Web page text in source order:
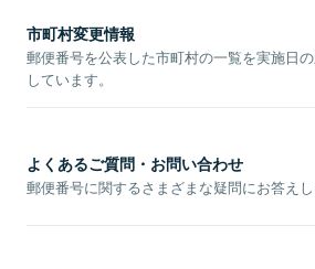
市町村変更情報
郵便番号を公表した市町村の一覧を実施日
しています。
よくあるご質問・お問い合わせ
郵便番号に関するさまざまな疑問にお答えし